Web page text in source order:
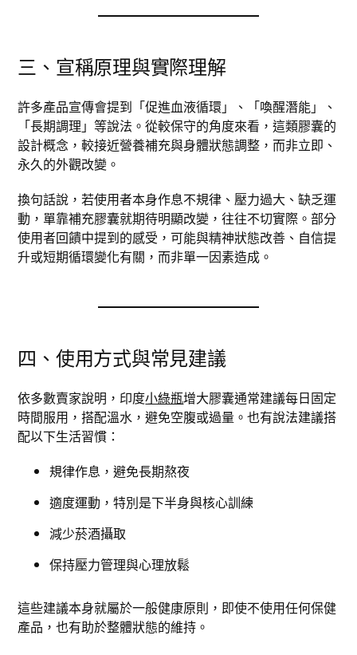
三、宣稱原理與實際理解
許多產品宣傳會提到「促進血液循環」、「喚醒潛能」、
「長期調理」等說法。從較保守的角度來看，這類膠囊的
設計概念，較接近營養補充與身體狀態調整，而非立即、
永久的外觀改變。
換句話說，若使用者本身作息不規律、壓力過大、缺乏運
動，單靠補充膠囊就期待明顯改變，往往不切實際。部分
使用者回饋中提到的感受，可能與精神狀態改善、自信提
升或短期循環變化有關，而非單一因素造成。
四、使用方式與常見建議
依多數賣家說明，印度小綠瓶增大膠囊通常建議每日固定
時間服用，搭配溫水，避免空腹或過量。也有說法建議搭
配以下生活習慣：
規律作息，避免長期熬夜
適度運動，特別是下半身與核心訓練
減少菸酒攝取
保持壓力管理與心理放鬆
這些建議本身就屬於一般健康原則，即使不使用任何保健
產品，也有助於整體狀態的維持。